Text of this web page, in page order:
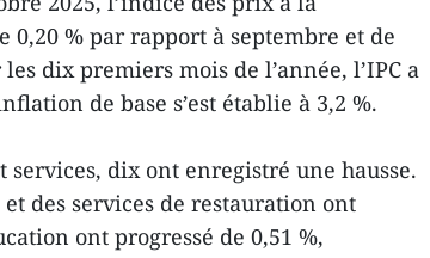
0,20 % par rapport à septembre et de
dix premiers mois de l’année, l’IPC a
de base s’est établie à 3,2 %.
services, dix ont enregistré une hausse.
des services de restauration ont
ont progressé de 0,51 %,